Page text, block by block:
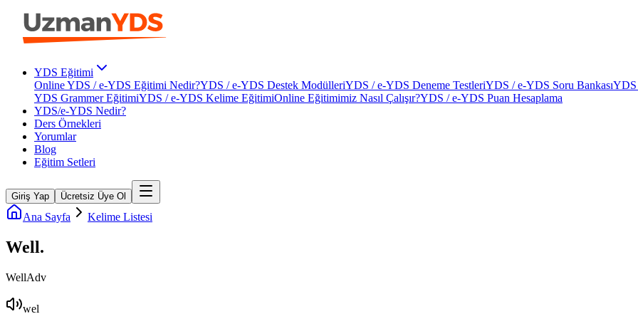
YDS Eğitimi
Online YDS / e-YDS Eğitimi Nedir?YDS / e-YDS Destek ModülleriYDS / e-YDS Deneme TestleriYDS / e-YDS Soru BankasıYDS
YDS Grammer EğitimiYDS / e-YDS Kelime EğitimiOnline Eğitimimiz Nasıl Çalışır?YDS / e-YDS Puan Hesaplama
YDS/e-YDS Nedir?
Ders Örnekleri
Yorumlar
Blog
Eğitim Setleri
Giriş Yap Ücretsiz Üye Ol
Ana Sayfa Kelime Listesi
Well.
WellAdv
wel